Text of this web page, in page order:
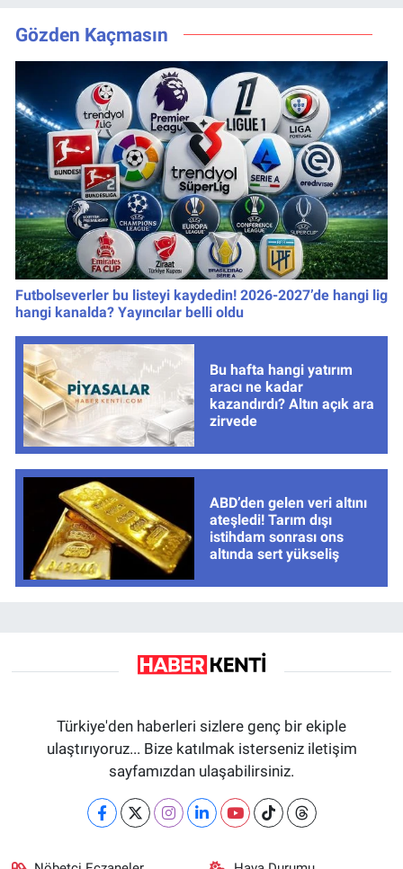
numaralar
Gözden Kaçmasın
Futbolseverler bu listeyi kaydedin! 2026-2027’de hangi lig
hangi kanalda? Yayıncılar belli oldu
Bu hafta hangi yatırım
aracı ne kadar
kazandırdı? Altın açık ara
zirvede
ABD’den gelen veri altını
ateşledi! Tarım dışı
istihdam sonrası ons
altında sert yükseliş
Türkiye'den haberleri sizlere genç bir ekiple
ulaştırıyoruz... Bize katılmak isterseniz iletişim
sayfamızdan ulaşabilirsiniz.